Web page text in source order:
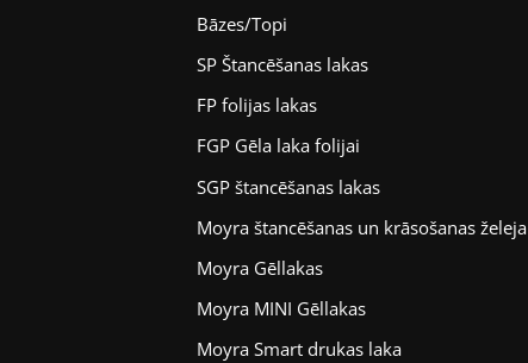
Bāzes/Topi
SP Štancēšanas lakas
FP folijas lakas
FGP Gēla laka folijai
SGP štancēšanas lakas
Moyra štancēšanas un krāsošanas želeja
Moyra Gēllakas
Moyra MINI Gēllakas
Moyra Smart drukas laka